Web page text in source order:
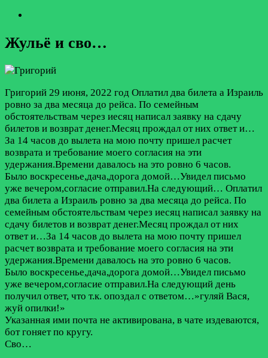
Жульё и сво…
Григорий 29 июня, 2022 год Оплатил два билета а Израиль
ровно за два месяца до рейса. По семейным
обстоятельствам через иесяц написал заявку на сдачу
билетов и возврат денег.Месяц прождал от них ответ и…
За 14 часов до вылета на мою почту пришел расчет
возврата и требование моего согласия на эти
удержания.Времени давалось на это ровно 6 часов.
Было воскресенье,дача,дорога домой…Увидел письмо
уже вечером,согласие отправил.На следующий… Оплатил
два билета а Израиль ровно за два месяца до рейса. По
семейным обстоятельствам через иесяц написал заявку на
сдачу билетов и возврат денег.Месяц прождал от них
ответ и…За 14 часов до вылета на мою почту пришел
расчет возврата и требование моего согласия на эти
удержания.Времени давалось на это ровно 6 часов.
Было воскресенье,дача,дорога домой…Увидел письмо
уже вечером,согласие отправил.На следующий день
получил ответ, что т.к. опоздал с ответом…»гуляй Вася,
жуй опилки!»
Указанная ими почта не активирована, в чате издеваются,
бот гоняет по кругу.
Сво…